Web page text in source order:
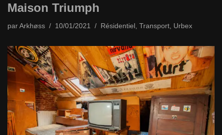
Maison Triumph
par Arkhøss 10/01/2021 Résidentiel Transport Urbex